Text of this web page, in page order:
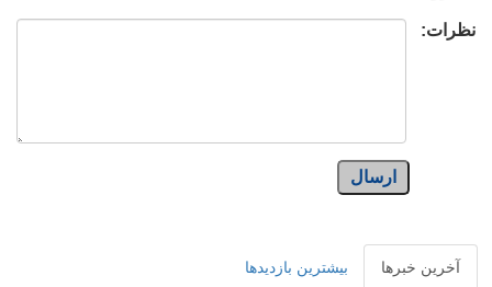
نظرات:
ارسال
آخرین خبرها بیشترین بازدیدها